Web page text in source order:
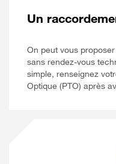
Un
On peut vous
sans rendez-vous
simple, renseignez
Optique (PTO) après